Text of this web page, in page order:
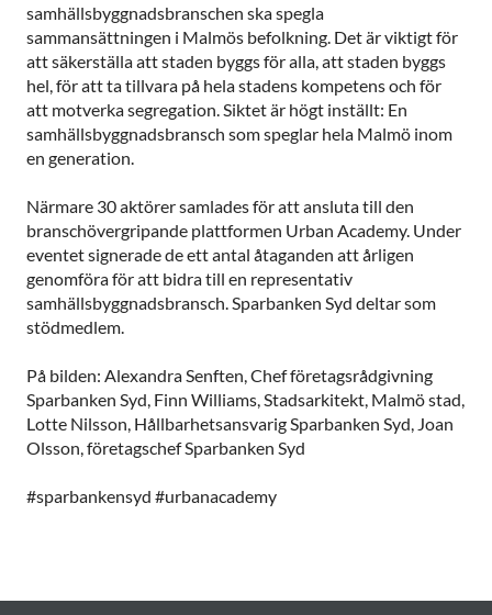
samhällsbyggnadsbranschen ska spegla
sammansättningen i Malmös befolkning. Det är viktigt för
att säkerställa att staden byggs för alla, att staden byggs
hel, för att ta tillvara på hela stadens kompetens och för
att motverka segregation. Siktet är högt inställt: En
samhällsbyggnadsbransch som speglar hela Malmö inom
en generation.
Närmare 30 aktörer samlades för att ansluta till den
branschövergripande plattformen Urban Academy. Under
eventet signerade de ett antal åtaganden att årligen
genomföra för att bidra till en representativ
samhällsbyggnadsbransch. Sparbanken Syd deltar som
stödmedlem.
På bilden: Alexandra Senften, Chef företagsrådgivning
Sparbanken Syd, Finn Williams, Stadsarkitekt, Malmö stad,
Lotte Nilsson, Hållbarhetsansvarig Sparbanken Syd, Joan
Olsson, företagschef Sparbanken Syd
#sparbankensyd #urbanacademy